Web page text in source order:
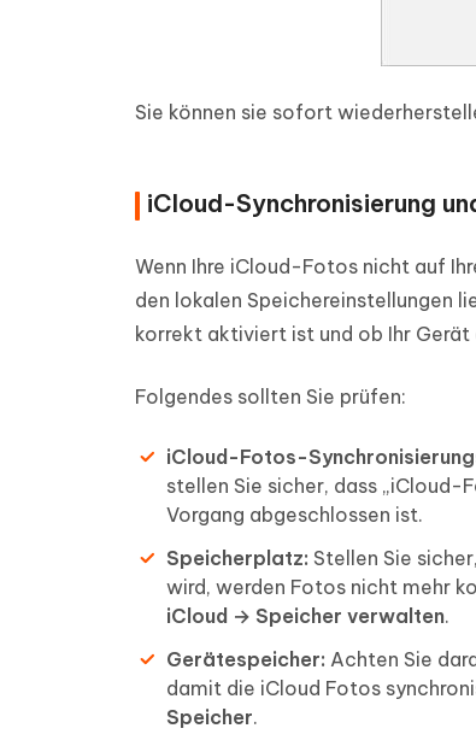
Sie können sie sofort
iCloud-Synchronisierung
Wenn Ihre iCloud-Fotos nicht auf
den lokalen Speichereinstellungen
korrekt aktiviert ist und ob Ihr
Folgendes sollten Sie prüfen:
iCloud-Fotos-
stellen Sie sicher, dass „iCloud-
Vorgang abgeschlossen ist.
Speicherplatz: Stellen Sie
wird, werden Fotos nicht mehr
iCloud → Speicher verwalten.
Gerätespeicher: Achten Sie
damit die iCloud Fotos
Speicher.